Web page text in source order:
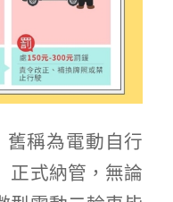
稱為電動自行
正式納管，無論